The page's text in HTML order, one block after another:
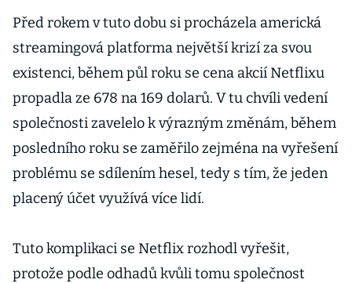
Před rokem v tuto dobu si procházela americká
streamingová platforma největší krizí za svou
existenci, během půl roku se cena akcií Netflixu
propadla ze 678 na 169 dolarů. V tu chvíli vedení
společnosti zavelelo k výrazným změnám, během
posledního roku se zaměřilo zejména na vyřešení
problému se sdílením hesel, tedy s tím, že jeden
placený účet využívá více lidí.
Tuto komplikaci se Netflix rozhodl vyřešit,
protože podle odhadů kvůli tomu společnost